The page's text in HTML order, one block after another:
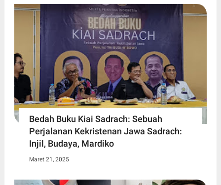
Bedah Buku Kiai Sadrach: Sebuah
Perjalanan Kekristenan Jawa Sadrach:
Injil, Budaya, Mardiko
Maret 21, 2025